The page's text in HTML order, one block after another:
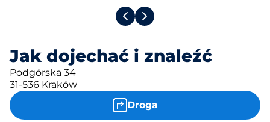
Jak dojechać i znaleźć
Podgórska 34
31-536 Kraków
Droga